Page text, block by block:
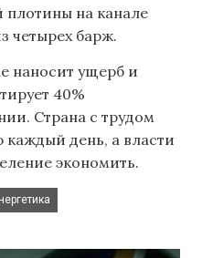
плотины на канале
четырех барж.
наносит ущерб и
40%
Страна с трудом
каждый день, а власти
экономить.